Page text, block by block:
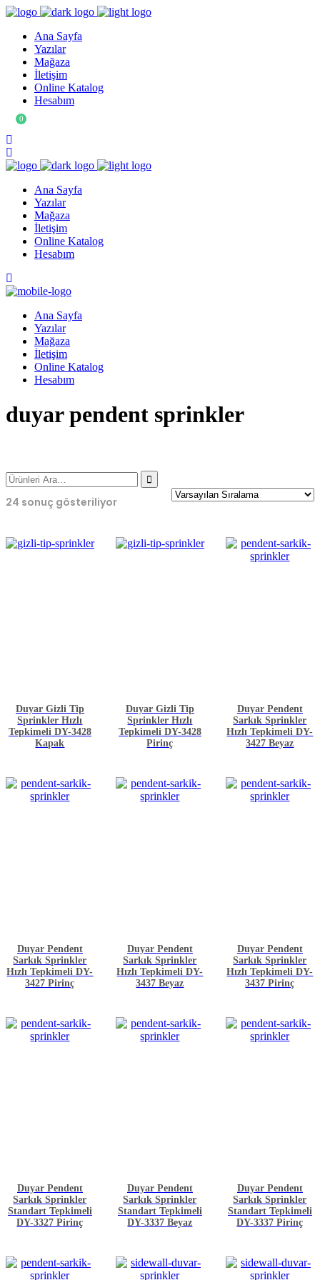
Ana Sayfa
Yazılar
Mağaza
İletişim
Online Katalog
Hesabım
0
Ana Sayfa
Yazılar
Mağaza
İletişim
Online Katalog
Hesabım
Ana Sayfa
Yazılar
Mağaza
İletişim
Online Katalog
Hesabım
duyar pendent sprinkler
24 sonuç gösteriliyor
Duyar Gizli Tip
Sprinkler Hızlı
Tepkimeli DY-3428
Kapak
Duyar Gizli Tip
Sprinkler Hızlı
Tepkimeli DY-3428
Pirinç
Duyar Pendent
Sarkık Sprinkler
Hızlı Tepkimeli DY-
3427 Beyaz
Duyar Pendent
Sarkık Sprinkler
Hızlı Tepkimeli DY-
3427 Pirinç
Duyar Pendent
Sarkık Sprinkler
Hızlı Tepkimeli DY-
3437 Beyaz
Duyar Pendent
Sarkık Sprinkler
Hızlı Tepkimeli DY-
3437 Pirinç
Duyar Pendent
Sarkık Sprinkler
Standart Tepkimeli
DY-3327 Pirinç
Duyar Pendent
Sarkık Sprinkler
Standart Tepkimeli
DY-3337 Beyaz
Duyar Pendent
Sarkık Sprinkler
Standart Tepkimeli
DY-3337 Pirinç